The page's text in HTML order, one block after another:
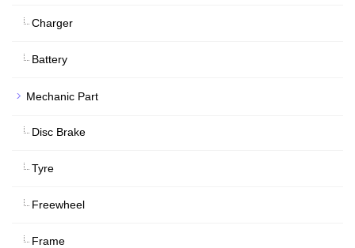
Charger
Battery
Mechanic Part
Disc Brake
Tyre
Freewheel
Frame